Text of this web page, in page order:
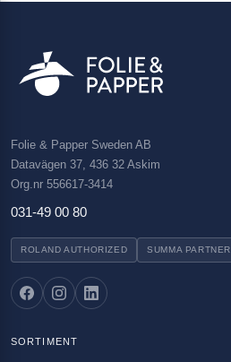
Folie & Papper Sweden AB
Datavägen 37, 436 32 Askim
Org.nr 556617-3414
031-49 00 80
ROLAND AUTHORIZED SUMMA PARTNER
SORTIMENT